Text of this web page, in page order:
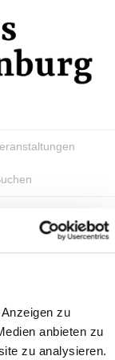
zu
anbieten zu
zu analysieren.